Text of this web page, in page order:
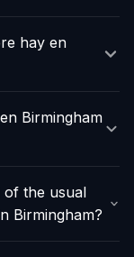
hay en
Birmingham
of the usual
Birmingham?